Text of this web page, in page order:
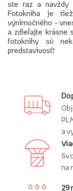
ste raz a navždy
Fotokniha je
výnimočného –
a zdieľajte krásne
fotoknihy sú
predstavivosť!
a
na
29